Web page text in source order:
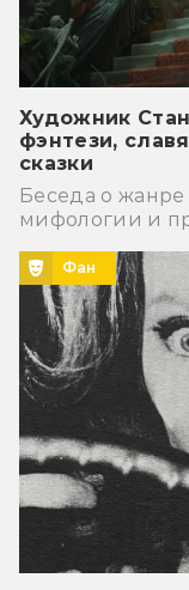
Художник
фэнтези,
сказки
Беседа о жанре
мифологии и
Фан